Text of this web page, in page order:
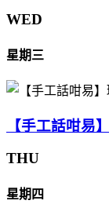
WED
星期三
【手工話咁易
THU
星期四